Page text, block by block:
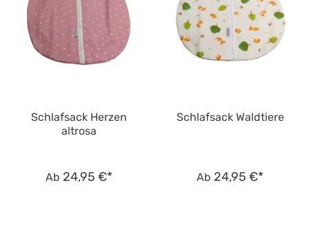
Schlafsack Herzen
altrosa
Ab 24,95 €*
Schlafsack Waldtiere
Ab 24,95 €*